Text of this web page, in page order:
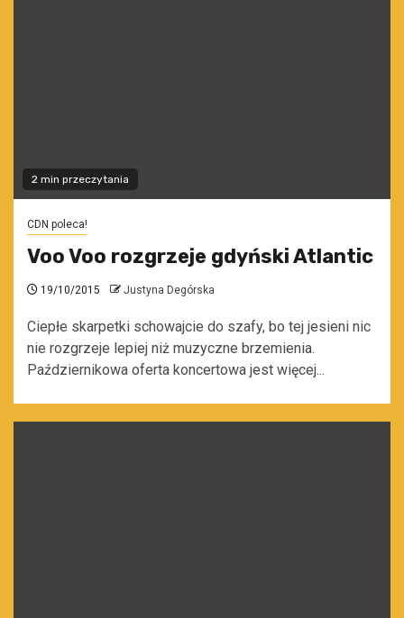
2 min przeczytania
CDN poleca!
Voo Voo rozgrzeje gdyński Atlantic
19/10/2015 Justyna Degórska
Ciepłe skarpetki schowajcie do szafy, bo tej jesieni nic
nie rozgrzeje lepiej niż muzyczne brzemienia.
Październikowa oferta koncertowa jest więcej...